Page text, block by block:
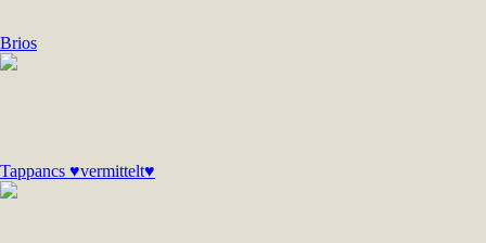
Brios
Tappancs ♥vermittelt♥